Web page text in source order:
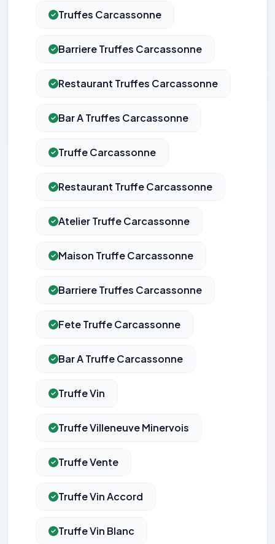
Truffes Carcassonne
Barriere Truffes Carcassonne
Restaurant Truffes Carcassonne
Bar A Truffes Carcassonne
Truffe Carcassonne
Restaurant Truffe Carcassonne
Atelier Truffe Carcassonne
Maison Truffe Carcassonne
Barriere Truffes Carcassonne
Fete Truffe Carcassonne
Bar A Truffe Carcassonne
Truffe Vin
Truffe Villeneuve Minervois
Truffe Vente
Truffe Vin Accord
Truffe Vin Blanc